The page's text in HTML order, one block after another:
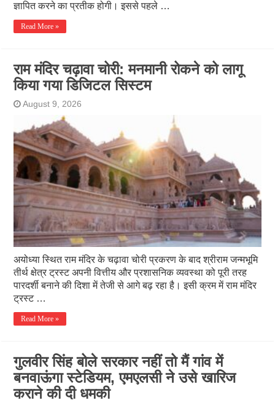
ज्ञापित करने का प्रतीक होगी। इससे पहले …
Read More »
राम मंदिर चढ़ावा चोरी: मनमानी रोकने को लागू
किया गया डिजिटल सिस्टम
August 9, 2026
अयोध्या स्थित राम मंदिर के चढ़ावा चोरी प्रकरण के बाद श्रीराम जन्मभूमि
तीर्थ क्षेत्र ट्रस्ट अपनी वित्तीय और प्रशासनिक व्यवस्था को पूरी तरह
पारदर्शी बनाने की दिशा में तेजी से आगे बढ़ रहा है। इसी क्रम में राम मंदिर
ट्रस्ट …
Read More »
गुलवीर सिंह बोले सरकार नहीं तो मैं गांव में
बनवाऊंगा स्टेडियम, एमएलसी ने उसे खारिज
कराने की दी धमकी